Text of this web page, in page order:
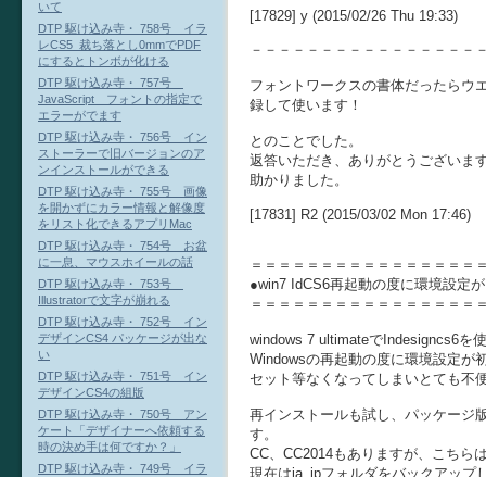
[17829] y (2015/02/26 Thu 19:33)
－－－－－－－－－－－－－－－－
フォントワークスの書体だったらウ
録して使います！
とのことでした。
返答いただき、ありがとうございま
助かりました。
[17831] R2 (2015/03/02 Mon 17:46)
＝＝＝＝＝＝＝＝＝＝＝＝＝＝＝＝
●win7 IdCS6再起動の度に環境設定
＝＝＝＝＝＝＝＝＝＝＝＝＝＝＝＝
windows 7 ultimateでIndesigncs6を
Windowsの再起動の度に環境設定が
セット等なくなってしまいとても不
再インストールも試し、パッケージ
す。
CC、CC2014もありますが、こちら
現在はja_jpフォルダをバックアップ
いて
DTP 駆け込み寺・ 758号 イラ
レCS5_裁ち落とし0mmでPDF
にするとトンボが化ける
DTP 駆け込み寺・ 757号
JavaScript フォントの指定で
エラーがでます
DTP 駆け込み寺・ 756号 イン
ストーラーで旧バージョンのア
ンインストールができる
DTP 駆け込み寺・ 755号 画像
を開かずにカラー情報と解像度
をリスト化できるアプリMac
DTP 駆け込み寺・ 754号 お盆
に一息、マウスホイールの話
DTP 駆け込み寺・ 753号
Illustratorで文字が崩れる
DTP 駆け込み寺・ 752号 イン
デザインCS4 パッケージが出な
い
DTP 駆け込み寺・ 751号 イン
デザインCS4の組版
DTP 駆け込み寺・ 750号 アン
ケート「デザイナーへ依頼する
時の決め手は何ですか？」
DTP 駆け込み寺・ 749号 イラ